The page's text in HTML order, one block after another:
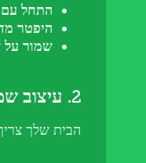
התחל
היפטר
שמור על
2. עיצוב שמתאים לך
הבית שלך